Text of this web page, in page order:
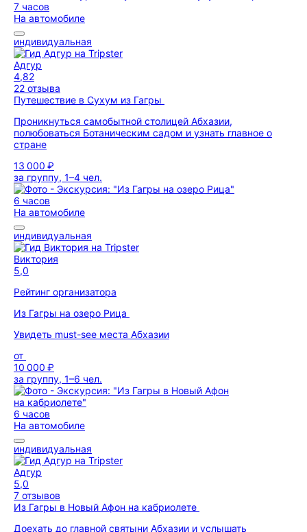
7 часов
На автомобиле
индивидуальная
Адгур
4,82
22 отзыва
Путешествие в Сухум из Гагры
Проникнуться самобытной столицей Абхазии,
полюбоваться Ботаническим садом и узнать главное о
стране
13 000 ₽
за группу, 1–4 чел.
6 часов
На автомобиле
индивидуальная
Виктория
5,0
Рейтинг организатора
Из Гагры на озеро Рица
Увидеть must-see места Абхазии
от
10 000 ₽
за группу, 1–6 чел.
6 часов
На автомобиле
индивидуальная
Адгур
5,0
7 отзывов
Из Гагры в Новый Афон на кабриолете
Доехать до главной святыни Абхазии и услышать